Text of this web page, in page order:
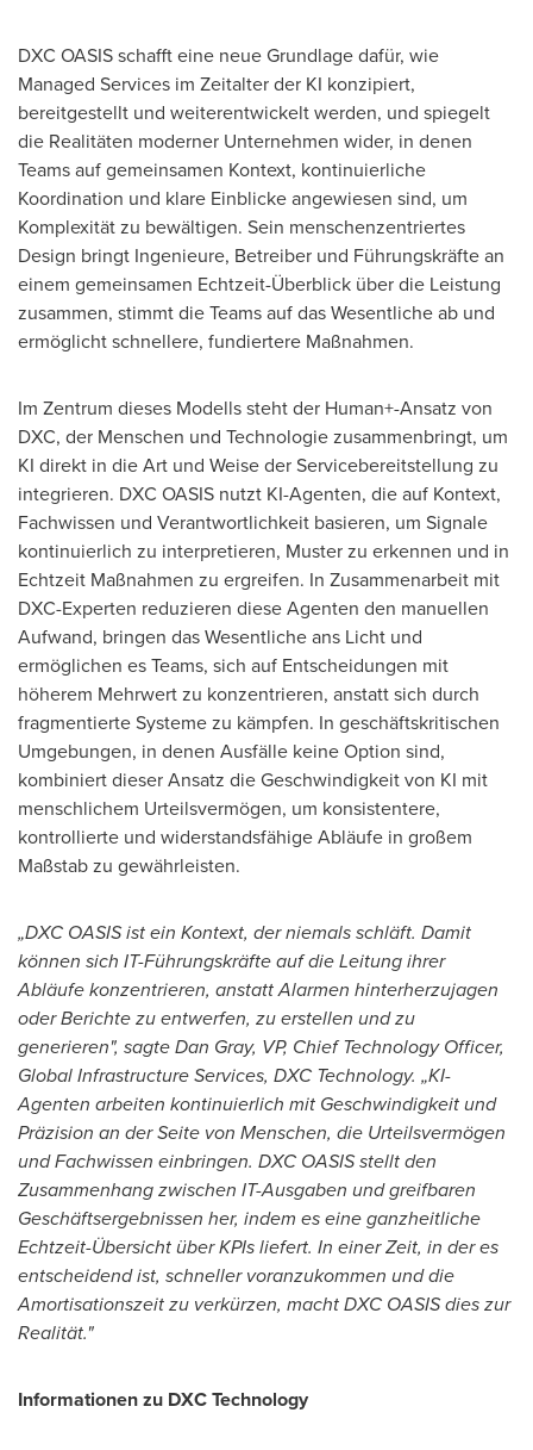
DXC OASIS schafft eine neue Grundlage dafür, wie
Managed Services im Zeitalter der KI konzipiert,
bereitgestellt und weiterentwickelt werden, und spiegelt
die Realitäten moderner Unternehmen wider, in denen
Teams auf gemeinsamen Kontext, kontinuierliche
Koordination und klare Einblicke angewiesen sind, um
Komplexität zu bewältigen. Sein menschenzentriertes
Design bringt Ingenieure, Betreiber und Führungskräfte an
einem gemeinsamen Echtzeit-Überblick über die Leistung
zusammen, stimmt die Teams auf das Wesentliche ab und
ermöglicht schnellere, fundiertere Maßnahmen.
Im Zentrum dieses Modells steht der Human+-Ansatz von
DXC, der Menschen und Technologie zusammenbringt, um
KI direkt in die Art und Weise der Servicebereitstellung zu
integrieren. DXC OASIS nutzt KI-Agenten, die auf Kontext,
Fachwissen und Verantwortlichkeit basieren, um Signale
kontinuierlich zu interpretieren, Muster zu erkennen und in
Echtzeit Maßnahmen zu ergreifen. In Zusammenarbeit mit
DXC-Experten reduzieren diese Agenten den manuellen
Aufwand, bringen das Wesentliche ans Licht und
ermöglichen es Teams, sich auf Entscheidungen mit
höherem Mehrwert zu konzentrieren, anstatt sich durch
fragmentierte Systeme zu kämpfen. In geschäftskritischen
Umgebungen, in denen Ausfälle keine Option sind,
kombiniert dieser Ansatz die Geschwindigkeit von KI mit
menschlichem Urteilsvermögen, um konsistentere,
kontrollierte und widerstandsfähige Abläufe in großem
Maßstab zu gewährleisten.
„DXC OASIS ist ein Kontext, der niemals schläft. Damit
können sich IT-Führungskräfte auf die Leitung ihrer
Abläufe konzentrieren, anstatt Alarmen hinterherzujagen
oder Berichte zu entwerfen, zu erstellen und zu
generieren", sagte Dan Gray, VP, Chief Technology Officer,
Global Infrastructure Services, DXC Technology. „KI-
Agenten arbeiten kontinuierlich mit Geschwindigkeit und
Präzision an der Seite von Menschen, die Urteilsvermögen
und Fachwissen einbringen. DXC OASIS stellt den
Zusammenhang zwischen IT-Ausgaben und greifbaren
Geschäftsergebnissen her, indem es eine ganzheitliche
Echtzeit-Übersicht über KPIs liefert. In einer Zeit, in der es
entscheidend ist, schneller voranzukommen und die
Amortisationszeit zu verkürzen, macht DXC OASIS dies zur
Realität."
Informationen zu DXC Technology